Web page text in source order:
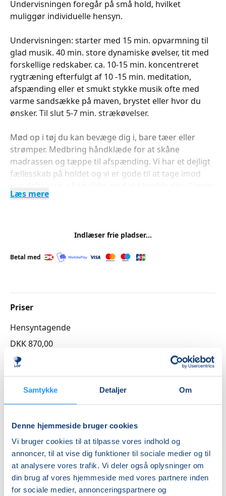
Samtykke Detaljer Om
Denne hjemmeside bruger cookies
Vi bruger cookies til at tilpasse vores indhold og
annoncer, til at vise dig funktioner til sociale medier og til
at analysere vores trafik. Vi deler også oplysninger om
din brug af vores hjemmeside med vores partnere inden
for sociale medier, annonceringspartnere og
Undervisningen foregår på små hold, hvilket
muliggør individuelle hensyn.
Undervisningen: starter med 15 min. opvarmning til
glad musik. 40 min. store dynamiske øvelser, tit med
forskellige redskaber. ca. 10-15 min. koncentreret
rygtræning efterfulgt af 10 -15 min. meditation,
afspænding eller et smukt stykke musik ofte med
varme sandsække på maven, brystet eller hvor du
ønsker. Til slut 5-7 min. strækøvelser.
Mød op i tøj du kan bevæge dig i, bare tæer eller
strømper. Medbring håndklæde for at skåne
madrassen og tæppe til afspænding. Vi har et dejligt
fællesskab på holdet og vi er gode til at tage imod
mig til at se dig.
Læs mere
Indlæser frie pladser...
Betal med
Priser
Hensyntagende
DKK 870,00
Info
Nummer
3262140
Første mødegang
onsdag 19.08.2026, kl. 12.30 - 14.00
Sidste mødegang
onsdag 28.10.2026, kl. 12.30 - 14.00
Antal mødegange